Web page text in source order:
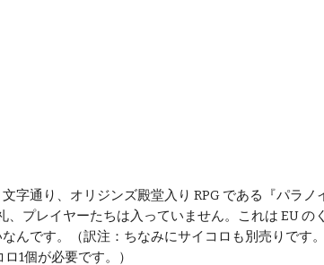
通り、オリジンズ殿堂入り RPG である『パラ
プレイヤーたちは入っていません。これは EU の
んです。（訳注：ちなみにサイコロも別売りです
1個が必要です。）